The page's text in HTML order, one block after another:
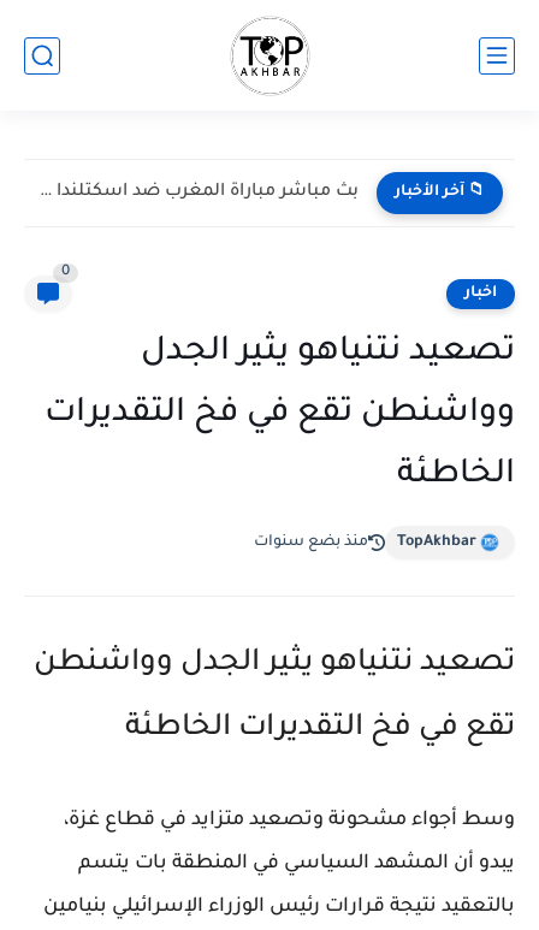
📁 آخر الأخبار بث مباشر مباراة المغرب ضد اسكتلندا في كأس العالم 2026...
اخبار
0
تصعيد نتنياهو يثير الجدل
وواشنطن تقع في فخ التقديرات
الخاطئة
TopAkhbar منذ بضع سنوات
تصعيد نتنياهو يثير الجدل وواشنطن
تقع في فخ التقديرات الخاطئة
وسط أجواء مشحونة وتصعيد متزايد في قطاع غزة،
يبدو أن المشهد السياسي في المنطقة بات يتسم
بالتعقيد نتيجة قرارات رئيس الوزراء الإسرائيلي بنيامين